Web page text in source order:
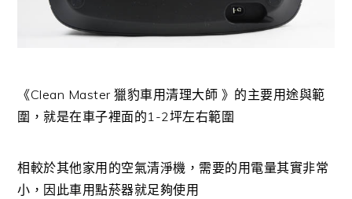
《Clean Master 獵豹車用清理大師 》的主要用途與範
圍，就是在車子裡面的1-2坪左右範圍
相較於其他家用的空氣清淨機，需要的用電量其實非常
小，因此車用點菸器就足夠使用